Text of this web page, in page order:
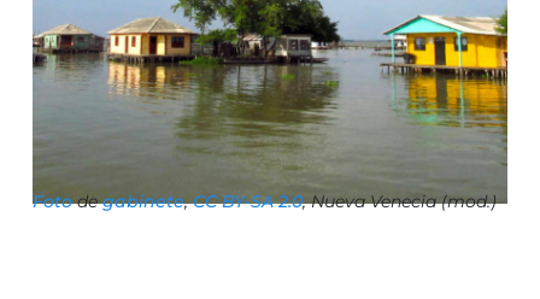
Fotodegabinete⁣,CC BY-SA 2.0, Nueva Venecia (mod.)